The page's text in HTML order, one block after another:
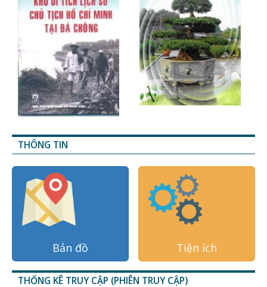
THÔNG TIN
Bản đồ Tiện ích
THỐNG KÊ TRUY CẬP (PHIÊN TRUY CẬP)